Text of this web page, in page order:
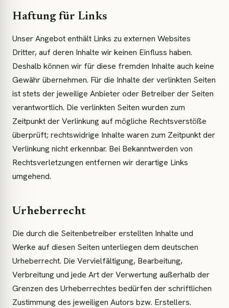
Haftung für Links
Unser Angebot enthält Links zu externen Websites
Dritter, auf deren Inhalte wir keinen Einfluss haben.
Deshalb können wir für diese fremden Inhalte auch keine
Gewähr übernehmen. Für die Inhalte der verlinkten Seiten
ist stets der jeweilige Anbieter oder Betreiber der Seiten
verantwortlich. Die verlinkten Seiten wurden zum
Zeitpunkt der Verlinkung auf mögliche Rechtsverstöße
überprüft; rechtswidrige Inhalte waren zum Zeitpunkt der
Verlinkung nicht erkennbar. Bei Bekanntwerden von
Rechtsverletzungen entfernen wir derartige Links
umgehend.
Urheberrecht
Die durch die Seitenbetreiber erstellten Inhalte und
Werke auf diesen Seiten unterliegen dem deutschen
Urheberrecht. Die Vervielfältigung, Bearbeitung,
Verbreitung und jede Art der Verwertung außerhalb der
Grenzen des Urheberrechtes bedürfen der schriftlichen
Zustimmung des jeweiligen Autors bzw. Erstellers.